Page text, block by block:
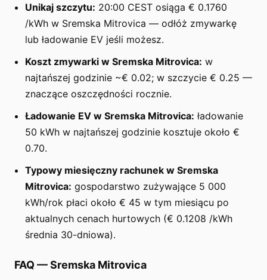
Unikaj szczytu: 20:00 CEST osiąga € 0.1760
/kWh w Sremska Mitrovica — odłóż zmywarkę
lub ładowanie EV jeśli możesz.
Koszt zmywarki w Sremska Mitrovica: w
najtańszej godzinie ~€ 0.02; w szczycie € 0.25 —
znaczące oszczędności rocznie.
Ładowanie EV w Sremska Mitrovica: ładowanie
50 kWh w najtańszej godzinie kosztuje około €
0.70.
Typowy miesięczny rachunek w Sremska
Mitrovica: gospodarstwo zużywające 5 000
kWh/rok płaci około € 45 w tym miesiącu po
aktualnych cenach hurtowych (€ 0.1208 /kWh
średnia 30-dniowa).
FAQ —Sremska Mitrovica